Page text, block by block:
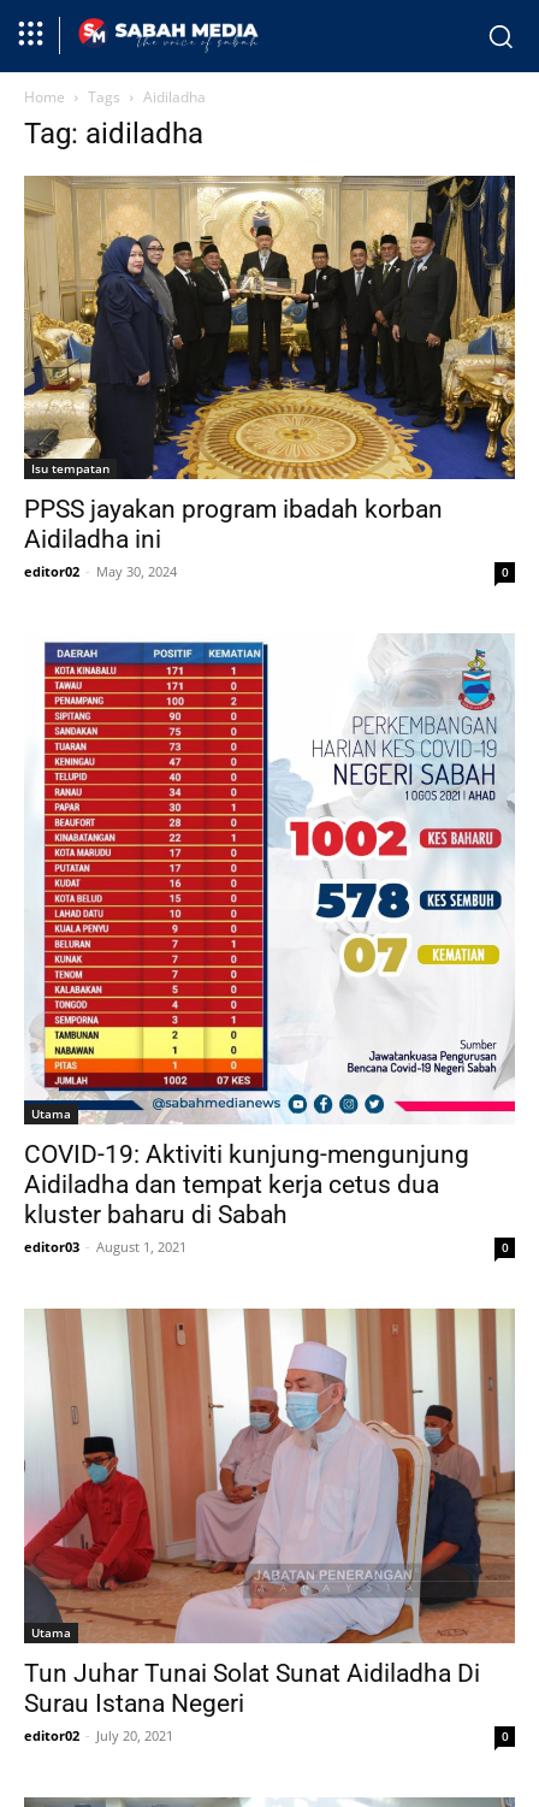
Home Tags Aidiladha
Tag: aidiladha
Isu tempatan
PPSS jayakan program ibadah korban
Aidiladha ini
editor02 - May 30, 2024 0
Utama
COVID-19: Aktiviti kunjung-mengunjung
Aidiladha dan tempat kerja cetus dua
kluster baharu di Sabah
editor03 - August 1, 2021 0
Utama
Tun Juhar Tunai Solat Sunat Aidiladha Di
Surau Istana Negeri
editor02 - July 20, 2021 0